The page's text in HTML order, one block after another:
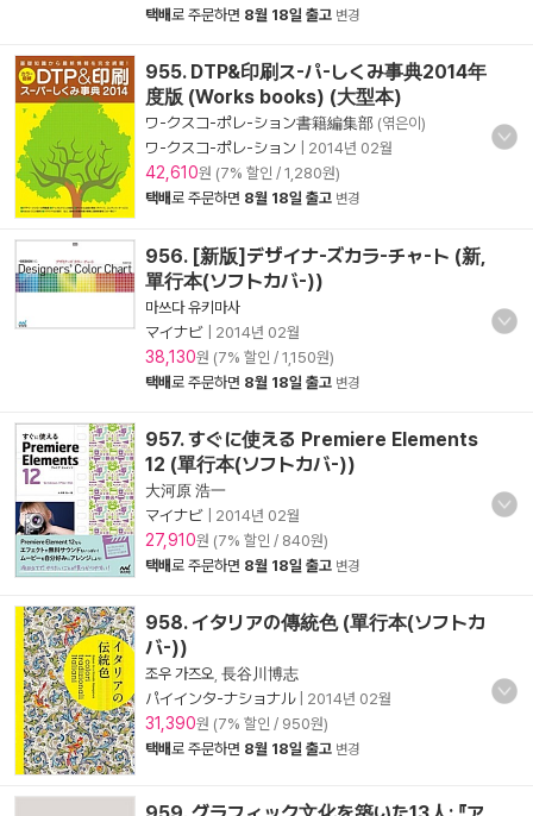
택배로 주문하면 8월 18일 출고 변경
955. DTP&印刷ス-パ-しくみ事典2014年
度版 (Works books) (大型本)
ワ-クスコ-ポレ-ション書籍編集部 (엮은이)
ワ-クスコ-ポレ-ション
2014년 02월
42,610원 (7% 할인 / 1,280원)
택배로 주문하면 8월 18일 출고 변경
956. [新版]デザイナ-ズカラ-チャ-ト (新,
單行本(ソフトカバ-))
마쓰다 유키마사
マイナビ
2014년 02월
38,130원 (7% 할인 / 1,150원)
택배로 주문하면 8월 18일 출고 변경
957. すぐに使える Premiere Elements
12 (單行本(ソフトカバ-))
大河原 浩一
マイナビ
2014년 02월
27,910원 (7% 할인 / 840원)
택배로 주문하면 8월 18일 출고 변경
958. イタリアの傳統色 (單行本(ソフトカ
バ-))
조우 가즈오 長谷川博志
パイインタ-ナショナル| 2014년 02월
31,390원 (7% 할인 / 950원)
택배로 주문하면 8월 18일 출고 변경